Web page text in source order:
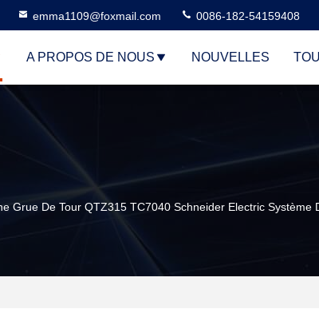
emma1109@foxmail.com 0086-182-54159408
A PROPOS DE NOUS NOUVELLES
Grue De Tour QTZ315 TC7040 Schneider Electric Système